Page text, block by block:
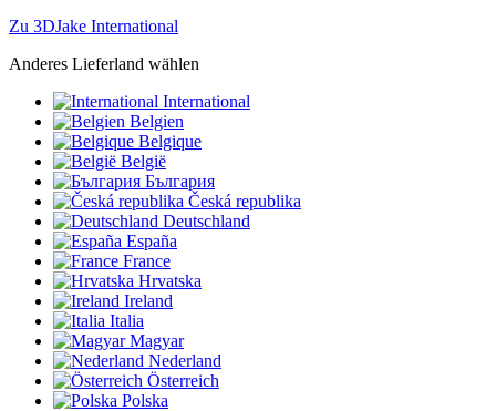
Zu 3DJake International
Anderes Lieferland wählen
International
Belgien
Belgique
België
България
Česká republika
Deutschland
España
France
Hrvatska
Ireland
Italia
Magyar
Nederland
Österreich
Polska